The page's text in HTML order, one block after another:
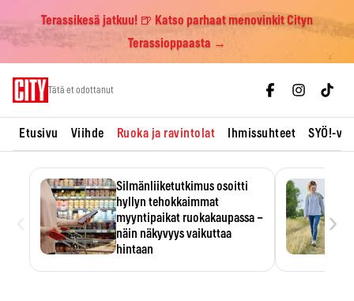
Terassikesä jatkuu! 🍺 Katso parhaat menovinkit Cityn
Terassioppaasta →
Tätä et odottanut
Etusivu Viihde Ruoka ja ravintolat Ihmissuhteet SYÖ!-
Silmänliiketutkimus osoitti
hyllyn tehokkaimmat
myyntipaikat ruokakaupassa –
näin näkyvyys vaikuttaa
hintaan
›